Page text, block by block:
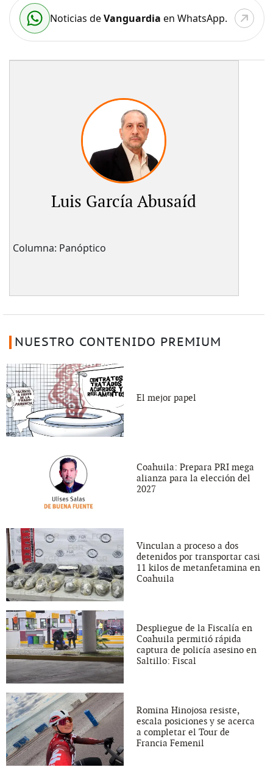
Noticias deVanguardia en WhatsApp.
Luis García Abusaíd
Columna: Panóptico
NUESTRO CONTENIDO PREMIUM
El mejor papel
Coahuila: Prepara PRI mega
alianza para la elección del
2027
Vinculan a proceso a dos
detenidos por transportar casi
11 kilos de metanfetamina en
Coahuila
Despliegue de la Fiscalía en
Coahuila permitió rápida
captura de policía asesino en
Saltillo: Fiscal
Romina Hinojosa resiste,
escala posiciones y se acerca
a completar el Tour de
Francia Femenil